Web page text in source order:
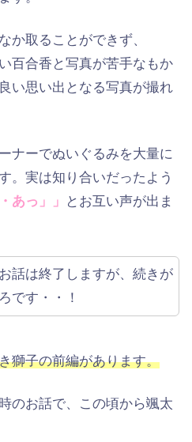
か取ることができず、
百合香と写真が苦手なもか
い思い出となる写真が撮れ
ナーでぬいぐるみを大量に
。実は知り合いだったよう
あっ」」
とお互い声が出ま
話は終了しますが、続きが
です・・！
獅子の前編があります。
のお話で、この頃から颯太